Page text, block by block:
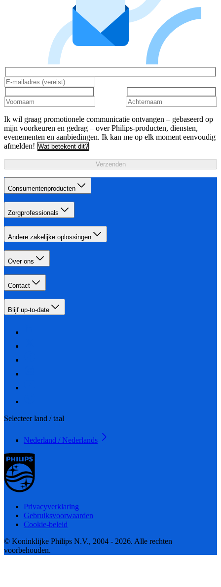
Ik wil graag promotionele communicatie ontvangen – gebaseerd op
mijn voorkeuren en gedrag – over Philips-producten, diensten,
evenementen en aanbiedingen. Ik kan me op elk moment eenvoudig
afmelden! Wat betekent dit?
Verzenden
Consumentenproducten
Zorgprofessionals
Andere zakelijke oplossingen
Over ons
Contact
Blijf up-to-date
Selecteer land / taal
Nederland / Nederlands
Privacyverklaring
Gebruiksvoorwaarden
Cookie-beleid
© Koninklijke Philips N.V., 2004 - 2026. Alle rechten
voorbehouden.